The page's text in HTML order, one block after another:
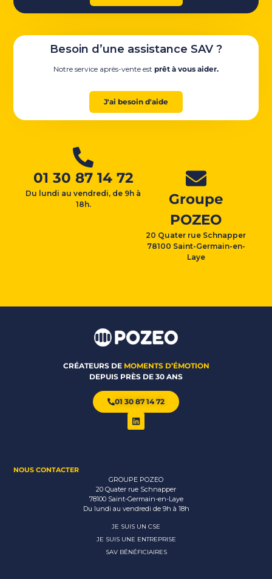
Besoin d’une assistance SAV ?
Notre service après-vente est prêt à vous aider.
J'ai besoin d'aide
01 30 87 14 72
Du lundi au vendredi, de 9h à
18h.
Groupe
POZEO
20 Quater rue Schnapper
78100 Saint-Germain-en-
Laye
CRÉATEURS DE MOMENTS D’ÉMOTION
DEPUIS PRÈS DE 30 ANS
01 30 87 14 72
NOUS CONTACTER
GROUPE POZEO
20 Quater rue Schnapper
78100 Saint-Germain-en-Laye
Du lundi au vendredi de 9h à 18h
JE SUIS UN CSE
JE SUIS UNE ENTREPRISE
SAV BÉNÉFICIAIRES